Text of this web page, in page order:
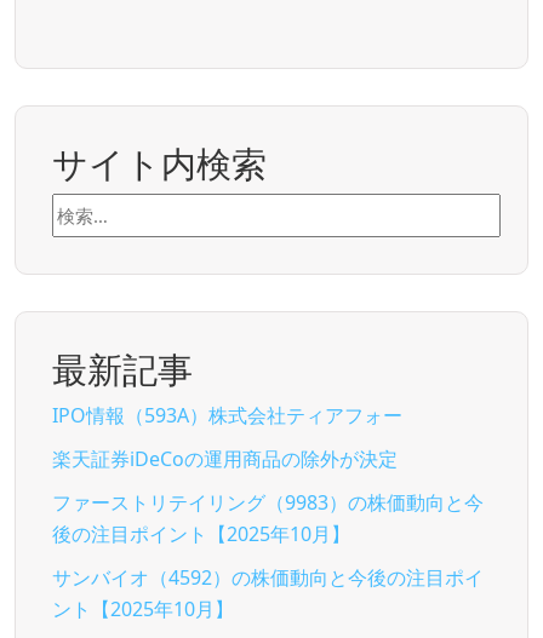
サイト内検索
検
索:
最新記事
IPO情報（593A）株式会社ティアフォー
楽天証券iDeCoの運用商品の除外が決定
ファーストリテイリング（9983）の株価動向と今
後の注目ポイント【2025年10月】
サンバイオ（4592）の株価動向と今後の注目ポイ
ント【2025年10月】